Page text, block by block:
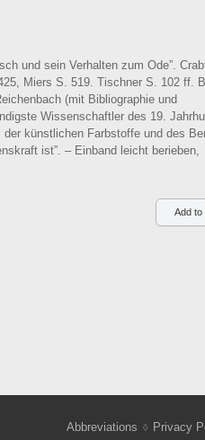
und sein Verhalten zum Ode”.
Miers S. 519. Tischner S. 102 ff.
(mit Bibliographie und
Wissenschaftler des 19.
künstlichen Farbstoffe und des
ist”. – Einband leicht berieben,
Abbreviations
Privacy